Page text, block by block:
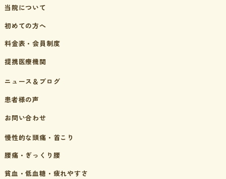
当院について
初めての方へ
料金表・会員制度
提携医療機関
ニュース＆ブログ
患者様の声
お問い合わせ
慢性的な頭痛・首こり
腰痛・ぎっくり腰
貧血・低血糖・疲れやすさ